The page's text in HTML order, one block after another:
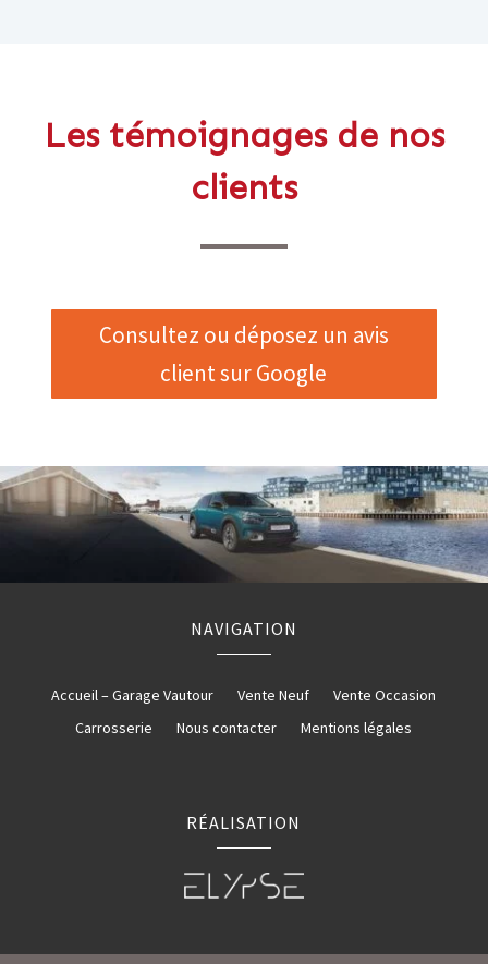
Les témoignages de nos
clients
Consultez ou déposez un avis
client sur Google
NAVIGATION
Accueil – Garage Vautour Vente Neuf
Vente Occasion
Carrosserie
Nous contacter Mentions légales
RÉALISATION